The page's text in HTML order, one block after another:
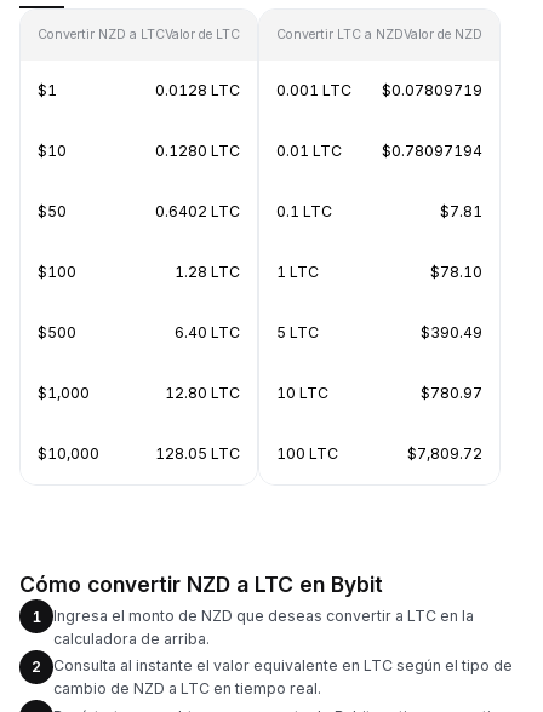
Convertir NZD a LTCValor de LTC
$1 0.0128 LTC
$10 0.1280 LTC
$50 0.6402 LTC
$100 1.28 LTC
$500 6.40 LTC
$1,000 12.80 LTC
$10,000 128.05 LTC
Convertir LTC a NZDValor de NZD
0.001 LTC $0.07809719
0.01 LTC $0.78097194
0.1 LTC $7.81
1 LTC $78.10
5 LTC $390.49
10 LTC $780.97
100 LTC $7,809.72
Cómo convertir NZD a LTC en Bybit
1
Ingresa el monto de NZD que deseas convertir a LTC en la
calculadora de arriba.
2
Consulta al instante el valor equivalente en LTC según el tipo de
cambio de NZD a LTC en tiempo real.